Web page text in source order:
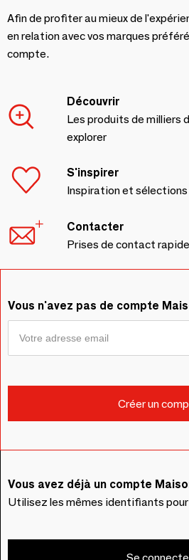
Afin de profiter au mieux de
en relation avec vos marques
compte.
Découvrir
Les produits de milliers
explorer
S'inspirer
Inspiration et
Contacter
Prises de contact
Vous n'avez pas de compte
Vous avez déjà un compte
Utilisez les mêmes identifiants
Se